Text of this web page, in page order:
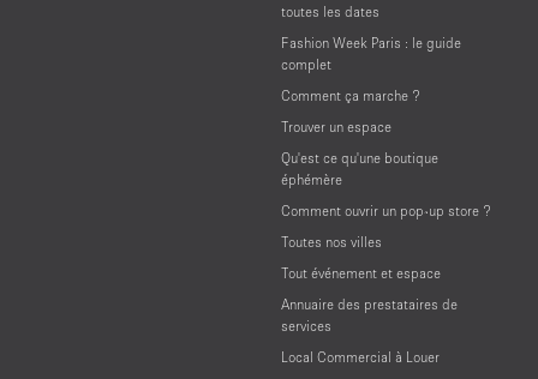
toutes les dates
Fashion Week Paris : le guide
complet
Comment ça marche ?
Trouver un espace
Qu'est ce qu'une boutique
éphémère
Comment ouvrir un pop-up store ?
Toutes nos villes
Tout événement et espace
Annuaire des prestataires de
services
Local Commercial à Louer